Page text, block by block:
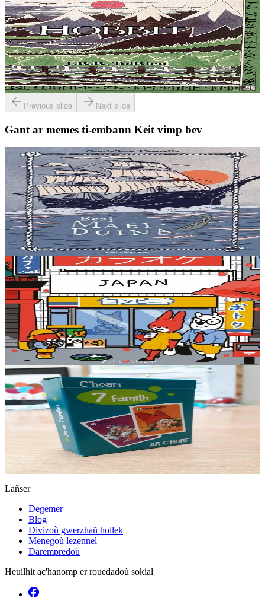
An Hobbit (golo gwevn)
En un toull en douar e veve un hobbit. Un toull displijus, lous, gleb,
tammoù preñved ha c’hwezh al lec’hid ennañ ne oa ket, na
kennebeut un toull sec’h, noazh,...
Er stok19,95 €
Previous slide Next slide
Gant ar memes ti-embann Keit vimp bev
9 bloaz hag ouzhpenn
Keit vimp bev
Beaj Mael-Duina
En inizi Aran, e Bro-Iwerzhon, er Grennamzer. Brendan, ur
chaseour yaouank, a zo bet lonket gant un aerouant. Bev eo atav
avat, e kof an euzhvil. Mont a ra e...
Er stok8,00 €
6 vloaz hag ouzhpenn
Keit vimp bev
Japan
Petra eo Menez Fuji ? Penaos e vez debret ar predoù ? Petra a vez
lidet ? Penaos eo an tiez ? Un teullevr da ziskouez buhez, kustumoù
ha sekredoù bihan Japan !
Er stok 18,00 €
6 vloaz hag ouzhpenn
Keit vimp bev
C’hoari 7 familh – Ar c’horf
Ur c'hoari "7" familh diwar-benn ar c'horf gant 9 familh ! Roll an 9
familh : Bleveg, Lagadeg, Skouarneg, Taleg, Danteg, Troadeg,
Keineg, Frieg hag Ivineg.
Er stok5,00 €
Lañser
Degemer
Blog
Divizoù gwerzhañ hollek
Menegoù lezennel
Darempredoù
Heuilhit ac'hanomp er rouedadoù sokial